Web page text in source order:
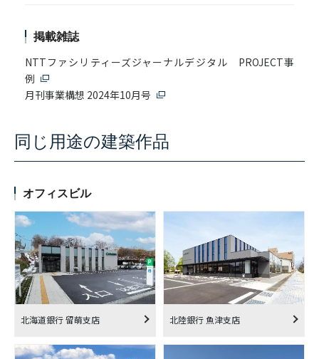
掲載雑誌
NTTファシリティーズジャーナルデジタル PROJECT事
例
月刊事業構想 2024年10月号
同じ用途の建築作品
オフィスビル
北海道銀行 留萌支店 北陸銀行 魚津支店